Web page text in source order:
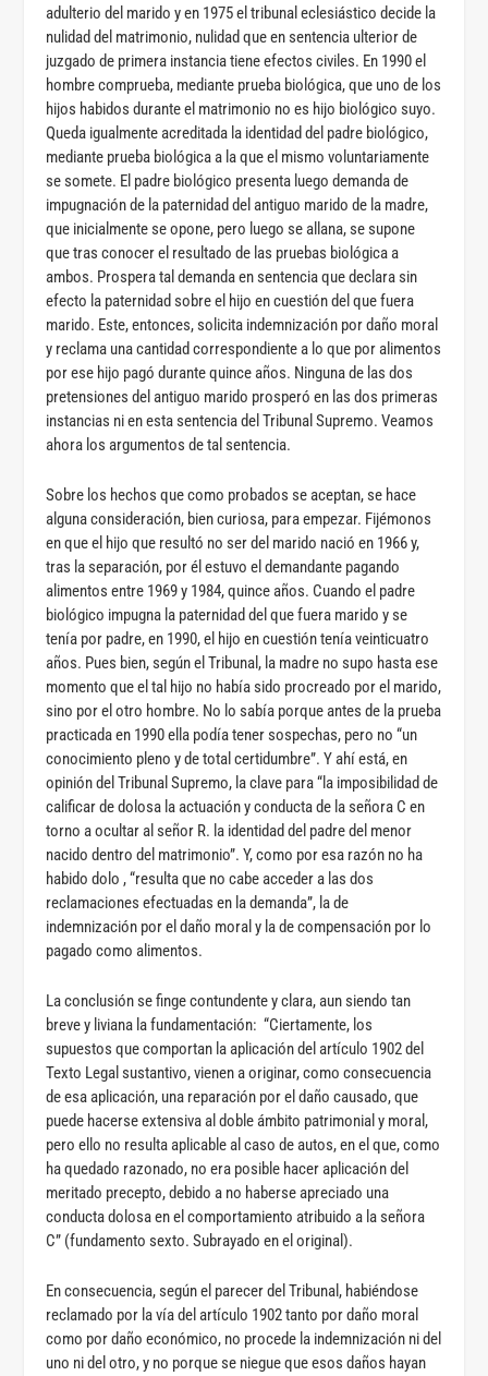
adulterio del marido y en 1975 el tribunal eclesiástico decide la
nulidad del matrimonio, nulidad que en sentencia ulterior de
juzgado de primera instancia tiene efectos civiles. En 1990 el
hombre comprueba, mediante prueba biológica, que uno de los
hijos habidos durante el matrimonio no es hijo biológico suyo.
Queda igualmente acreditada la identidad del padre biológico,
mediante prueba biológica a la que el mismo voluntariamente
se somete. El padre biológico presenta luego demanda de
impugnación de la paternidad del antiguo marido de la madre,
que inicialmente se opone, pero luego se allana, se supone
que tras conocer el resultado de las pruebas biológica a
ambos. Prospera tal demanda en sentencia que declara sin
efecto la paternidad sobre el hijo en cuestión del que fuera
marido. Este, entonces, solicita indemnización por daño moral
y reclama una cantidad correspondiente a lo que por alimentos
por ese hijo pagó durante quince años. Ninguna de las dos
pretensiones del antiguo marido prosperó en las dos primeras
instancias ni en esta sentencia del Tribunal Supremo. Veamos
ahora los argumentos de tal sentencia.
Sobre los hechos que como probados se aceptan, se hace
alguna consideración, bien curiosa, para empezar. Fijémonos
en que el hijo que resultó no ser del marido nació en 1966 y,
tras la separación, por él estuvo el demandante pagando
alimentos entre 1969 y 1984, quince años. Cuando el padre
biológico impugna la paternidad del que fuera marido y se
tenía por padre, en 1990, el hijo en cuestión tenía veinticuatro
años. Pues bien, según el Tribunal, la madre no supo hasta ese
momento que el tal hijo no había sido procreado por el marido,
sino por el otro hombre. No lo sabía porque antes de la prueba
practicada en 1990 ella podía tener sospechas, pero no “un
conocimiento pleno y de total certidumbre”. Y ahí está, en
opinión del Tribunal Supremo, la clave para “la imposibilidad de
calificar de dolosa la actuación y conducta de la señora C en
torno a ocultar al señor R. la identidad del padre del menor
nacido dentro del matrimonio”. Y, como por esa razón no ha
habido dolo , “resulta que no cabe acceder a las dos
reclamaciones efectuadas en la demanda”, la de
indemnización por el daño moral y la de compensación por lo
pagado como alimentos.
La conclusión se finge contundente y clara, aun siendo tan
breve y liviana la fundamentación: “Ciertamente, los
supuestos que comportan la aplicación del artículo 1902 del
Texto Legal sustantivo, vienen a originar, como consecuencia
de esa aplicación, una reparación por el daño causado, que
puede hacerse extensiva al doble ámbito patrimonial y moral,
pero ello no resulta aplicable al caso de autos, en el que, como
ha quedado razonado, no era posible hacer aplicación del
meritado precepto, debido a no haberse apreciado una
conducta dolosa en el comportamiento atribuido a la señora
C” (fundamento sexto. Subrayado en el original).
En consecuencia, según el parecer del Tribunal, habiéndose
reclamado por la vía del artículo 1902 tanto por daño moral
como por daño económico, no procede la indemnización ni del
uno ni del otro, y no porque se niegue que esos daños hayan